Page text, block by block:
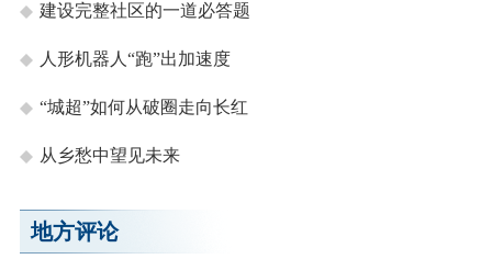
建设完整社区的一道必答题
人形机器人“跑”出加速度
“城超”如何从破圈走向长红
从乡愁中望见未来
地方评论